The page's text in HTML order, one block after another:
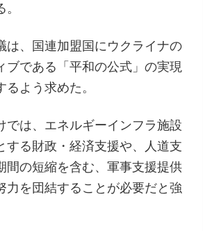
は、国連加盟国にウクライナの
ブである「平和の公式」の実現
よう求めた。
では、エネルギーインフラ施設
する財政・経済支援や、人道支
間の短縮を含む、軍事支援提供
力を団結することが必要だと強